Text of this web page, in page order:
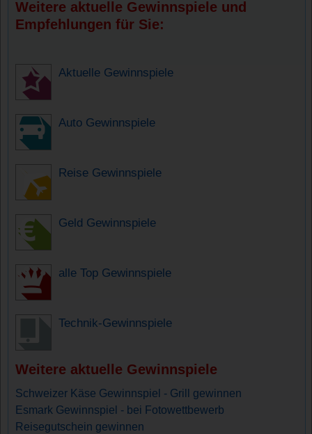
Weitere aktuelle Gewinnspiele und
Empfehlungen für Sie:
Aktuelle Gewinnspiele
Auto Gewinnspiele
Reise Gewinnspiele
Geld Gewinnspiele
alle Top Gewinnspiele
Technik-Gewinnspiele
Weitere aktuelle Gewinnspiele
Schweizer Käse Gewinnspiel - Grill gewinnen
Esmark Gewinnspiel - bei Fotowettbewerb
Reisegutschein gewinnen